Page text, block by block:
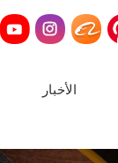
الأخبار